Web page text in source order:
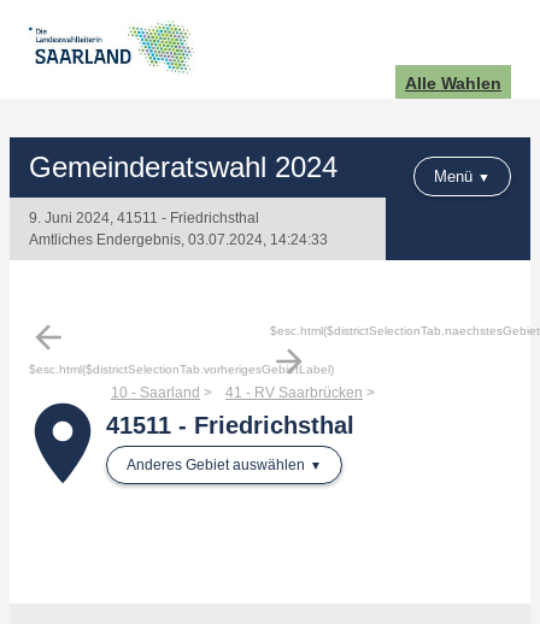
Alle Wahlen
Gemeinderatswahl 2024
9. Juni 2024, 41511 - Friedrichsthal
Amtliches Endergebnis, 03.07.2024, 14:24:33
Menü
arrow_back
$esc.html($districtSelectionTab.vorherigesGebietLabel)
arrow_forward
place
10 - Saarland 41 - RV Saarbrücken
41511 - Friedrichsthal
Anderes Gebiet auswählen